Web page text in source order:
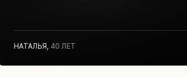
НАТАЛЬЯ 40 ЛЕТ